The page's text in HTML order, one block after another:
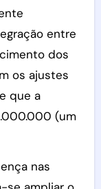
entre
dos
os ajustes
que a
(um
nas